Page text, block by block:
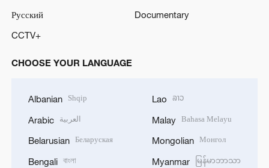
Русский
Documentary
CCTV+
CHOOSE YOUR LANGUAGE
Albanian Shqip
Arabic العربية
Belarusian Беларуская
Bengali বাংলা
Lao ລາວ
Malay Bahasa Melayu
Mongolian Монгол
Myanmar မြန်မာဘာသာ